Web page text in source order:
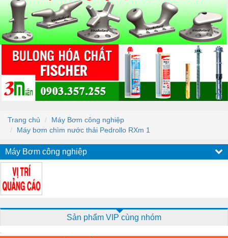
Trang chủ
Máy Bơm công nghiệp
Máy bơm chìm nước thải Pedrollo RXm 1
Máy Bơm công nghiệp
Sản phẩm VIP cùng nhóm